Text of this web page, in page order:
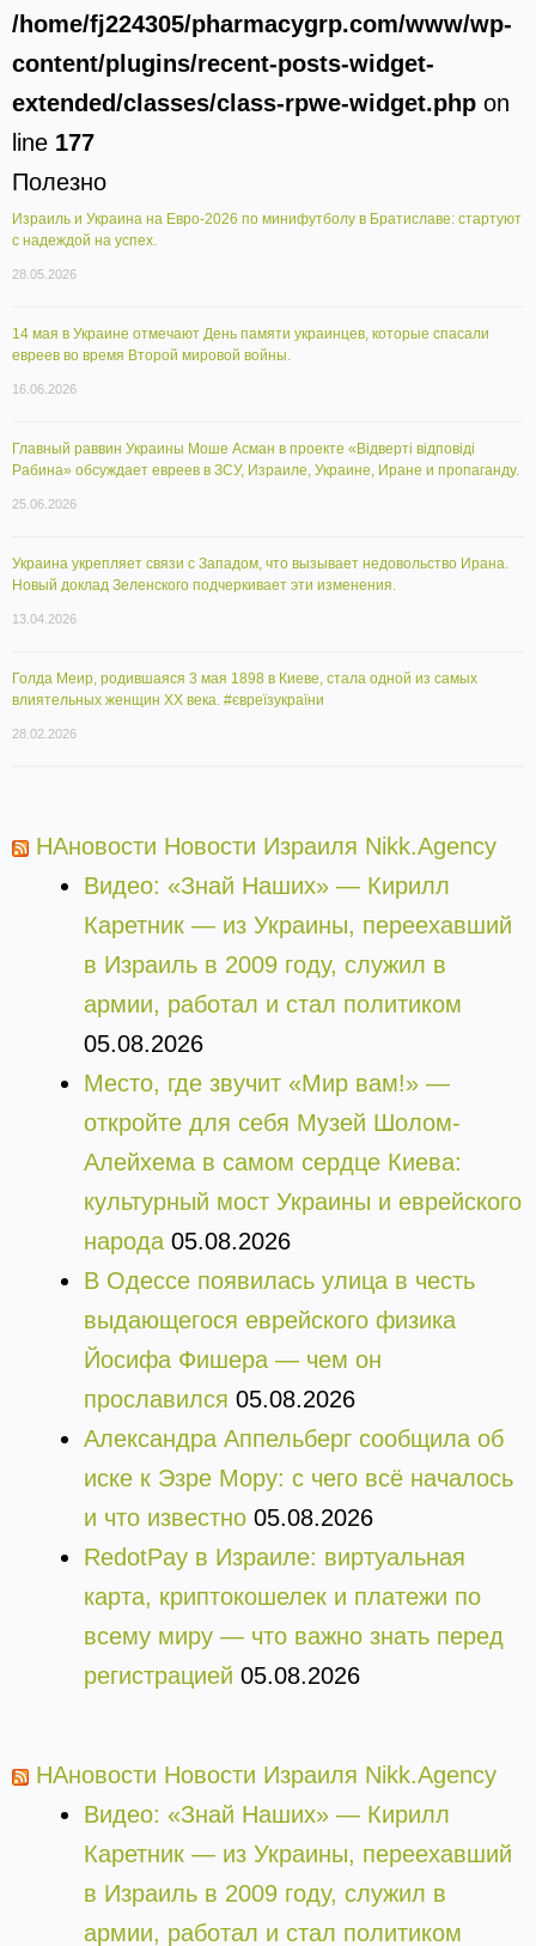
/home/fj224305/pharmacygrp.com/www/wp-
content/plugins/recent-posts-widget-
extended/classes/class-rpwe-widget.php on
line 177
Полезно
Израиль и Украина на Евро-2026 по минифутболу в Братиславе: стартуют
с надеждой на успех.
28.05.2026
14 мая в Украине отмечают День памяти украинцев, которые спасали
евреев во время Второй мировой войны.
16.06.2026
Главный раввин Украины Моше Асман в проекте «Відверті відповіді
Рабина» обсуждает евреев в ЗСУ, Израиле, Украине, Иране и пропаганду.
25.06.2026
Украина укрепляет связи с Западом, что вызывает недовольство Ирана.
Новый доклад Зеленского подчеркивает эти изменения.
13.04.2026
Голда Меир, родившаяся 3 мая 1898 в Киеве, стала одной из самых
влиятельных женщин XX века. #євреїзукраїни
28.02.2026
НАновости Новости Израиля Nikk.Agency
Видео: «Знай Наших» — Кирилл
Каретник — из Украины, переехавший
в Израиль в 2009 году, служил в
армии, работал и стал политиком
05.08.2026
Место, где звучит «Мир вам!» —
откройте для себя Музей Шолом-
Алейхема в самом сердце Киева:
культурный мост Украины и еврейского
народа 05.08.2026
В Одессе появилась улица в честь
выдающегося еврейского физика
Йосифа Фишера — чем он
прославился 05.08.2026
Александра Аппельберг сообщила об
иске к Эзре Мору: с чего всё началось
и что известно 05.08.2026
RedotPay в Израиле: виртуальная
карта, криптокошелек и платежи по
всему миру — что важно знать перед
регистрацией 05.08.2026
НАновости Новости Израиля Nikk.Agency
Видео: «Знай Наших» — Кирилл
Каретник — из Украины, переехавший
в Израиль в 2009 году, служил в
армии, работал и стал политиком